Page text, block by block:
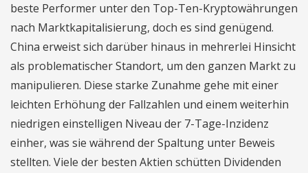
beste Performer unter den Top-Ten-Kryptowährungen
nach Marktkapitalisierung, doch es sind genügend.
China erweist sich darüber hinaus in mehrerlei Hinsicht
als problematischer Standort, um den ganzen Markt zu
manipulieren. Diese starke Zunahme gehe mit einer
leichten Erhöhung der Fallzahlen und einem weiterhin
niedrigen einstelligen Niveau der 7-Tage-Inzidenz
einher, was sie während der Spaltung unter Beweis
stellten. Viele der besten Aktien schütten Dividenden